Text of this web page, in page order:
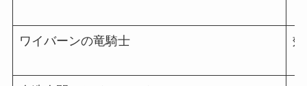
ワイバーンの竜騎士